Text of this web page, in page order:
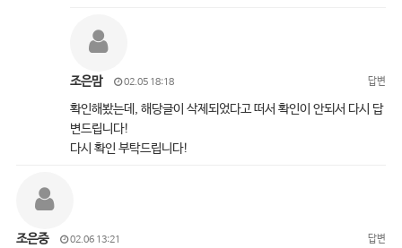
조은맘 02.05 18:18 답변
확인해봤는데, 해당글이 삭제되었다고 떠서 확인이 안되서 다시 답
변드립니다!
다시 확인 부탁드립니다!
조은중 02.06 13:21 답변